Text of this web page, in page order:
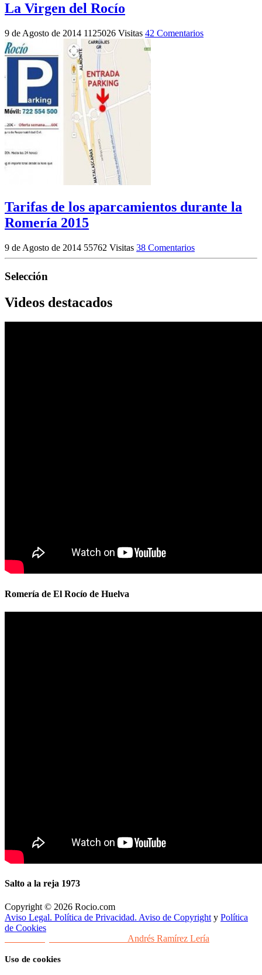
La Virgen del Rocío
9 de Agosto de 2014 1125026 Visitas 42 Comentarios
Tarifas de los aparcamientos durante la
Romería 2015
9 de Agosto de 2014 55762 Visitas 38 Comentarios
Selección
Videos destacados
Romería de El Rocío de Huelva
Salto a la reja 1973
Copyright © 2026 Rocio.com
Aviso Legal. Política de Privacidad. Aviso de Copyright y Política
de Cookies
Andrés Ramírez Lería
Uso de cookies